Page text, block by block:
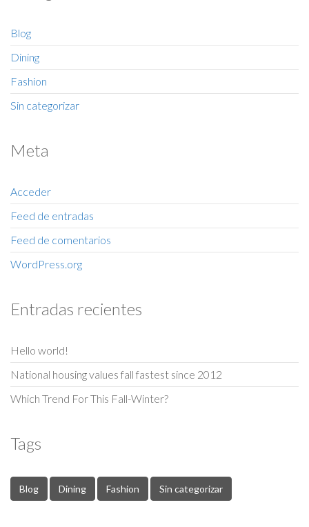
Blog
Dining
Fashion
Sin categorizar
Meta
Acceder
Feed de entradas
Feed de comentarios
WordPress.org
Entradas recientes
Hello world!
National housing values fall fastest since 2012
Which Trend For This Fall-Winter?
Tags
Blog Dining Fashion Sin categorizar